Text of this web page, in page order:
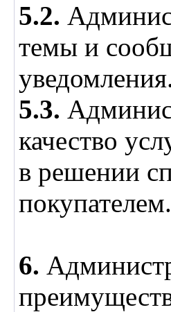
5.2.
темы и
5.3.
качество
в решении
покупателем.
6.